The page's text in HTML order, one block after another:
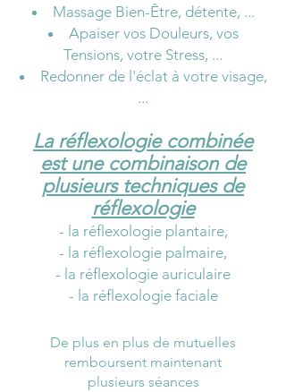
Massage Bien-Être, détente, ...
Apaiser vos Douleurs, vos
Tensions, votre Stress, ...
Redonner de l'éclat à votre visage,
...
La réflexologie combinée
est une combinaison de
plusieurs techniques de
réflexologie
- la réflexologie plantaire,
- la réflexologie palmaire,
- la réflexologie auriculaire
- la réflexologie faciale
De plus en plus de mutuelles
remboursent maintenant
plusieurs séances